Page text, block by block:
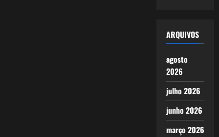
ARQUIVOS
agosto
2026
julho 2026
junho 2026
março 2026